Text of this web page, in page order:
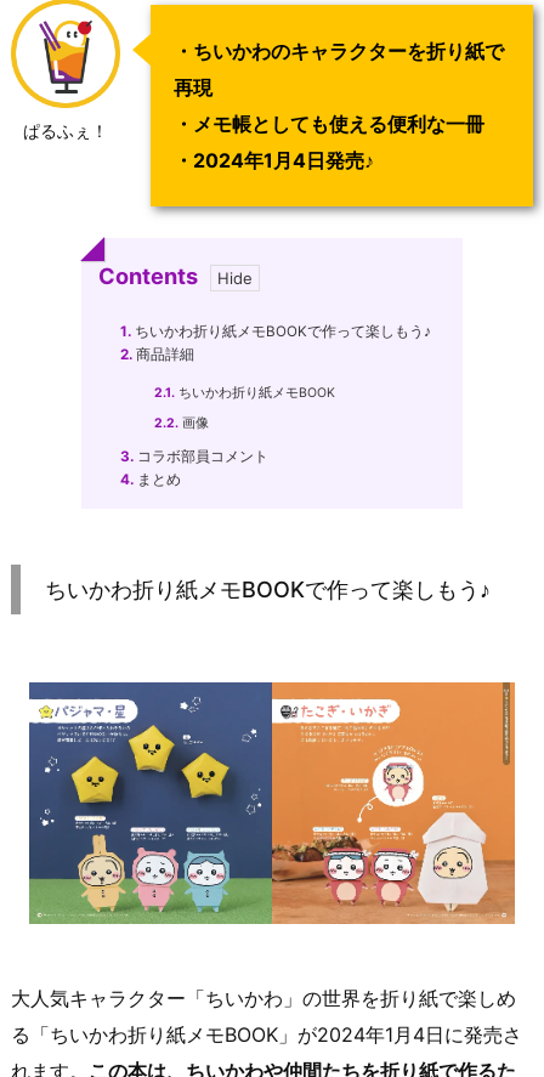
ぱるふぇ！
・ちいかわのキャラクターを折り紙で
再現
・メモ帳としても使える便利な一冊
・2024年1月4日発売♪
Contents
1. ちいかわ折り紙メモBOOKで作って楽しもう♪
2. 商品詳細
2.1. ちいかわ折り紙メモBOOK
2.2. 画像
3. コラボ部員コメント
4. まとめ
ちいかわ折り紙メモBOOKで作って楽しもう♪
大人気キャラクター「ちいかわ」の世界を折り紙で楽しめ
る「ちいかわ折り紙メモBOOK」が2024年1月4日に発売さ
れます。 この本は、ちいかわや仲間たちを折り紙で作るた